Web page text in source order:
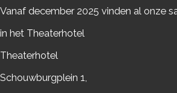
Vanaf december 2025 vinden al onze
in het Theaterhotel
Theaterhotel
Schouwburgplein 1,